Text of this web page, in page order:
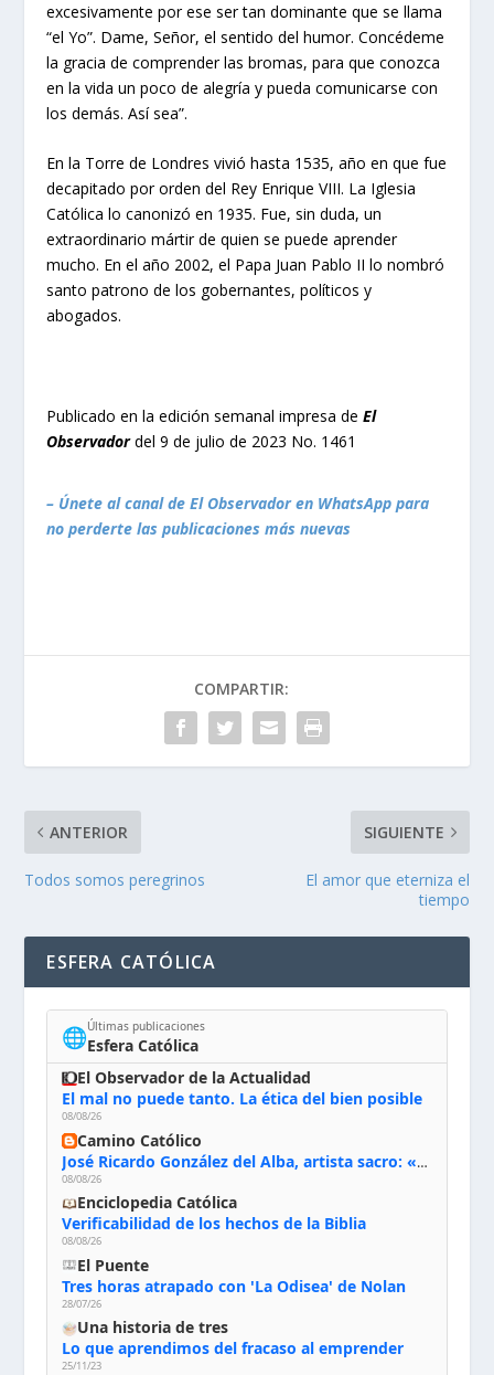
excesivamente por ese ser tan dominante que se llama
“el Yo”. Dame, Señor, el sentido del humor. Concédeme
la gracia de comprender las bromas, para que conozca
en la vida un poco de alegría y pueda comunicarse con
los demás. Así sea”.
En la Torre de Londres vivió hasta 1535, año en que fue
decapitado por orden del Rey Enrique VIII. La Iglesia
Católica lo canonizó en 1935. Fue, sin duda, un
extraordinario mártir de quien se puede aprender
mucho. En el año 2002, el Papa Juan Pablo II lo nombró
santo patrono de los gobernantes, políticos y
abogados.
Publicado en la edición semanal impresa deEl
Observadordel 9 de julio de 2023 No. 1461
– Únete al canal de El Observador en WhatsApp para
no perderte las publicaciones más nuevas
COMPARTIR:
ANTERIOR
Todos somos peregrinos
SIGUIENTE
El amor que eterniza el
tiempo
ESFERA CATÓLICA
🌐Últimas publicaciones
Esfera Católica
El Observador de la Actualidad
El mal no puede tanto. La ética del bien posible
08/08/26
Camino Católico
José Ricardo González del Alba, artista sacro: «Yo oro, hablo con Dios, le pido al Espíritu Santo su inspiración y siempre pinto rezando el rosario para que sea Él quien actúe a través de mis manos»
08/08/26
Enciclopedia Católica
Verificabilidad de los hechos de la Biblia
08/08/26
El Puente
Tres horas atrapado con 'La Odisea' de Nolan
28/07/26
Una historia de tres
Lo que aprendimos del fracaso al emprender
25/11/23